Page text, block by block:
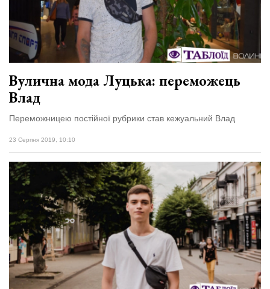
Вулична мода Луцька: переможець
Влад
Переможницею постійної рубрики став кежуальний Влад
23 Серпня 2019, 10:10